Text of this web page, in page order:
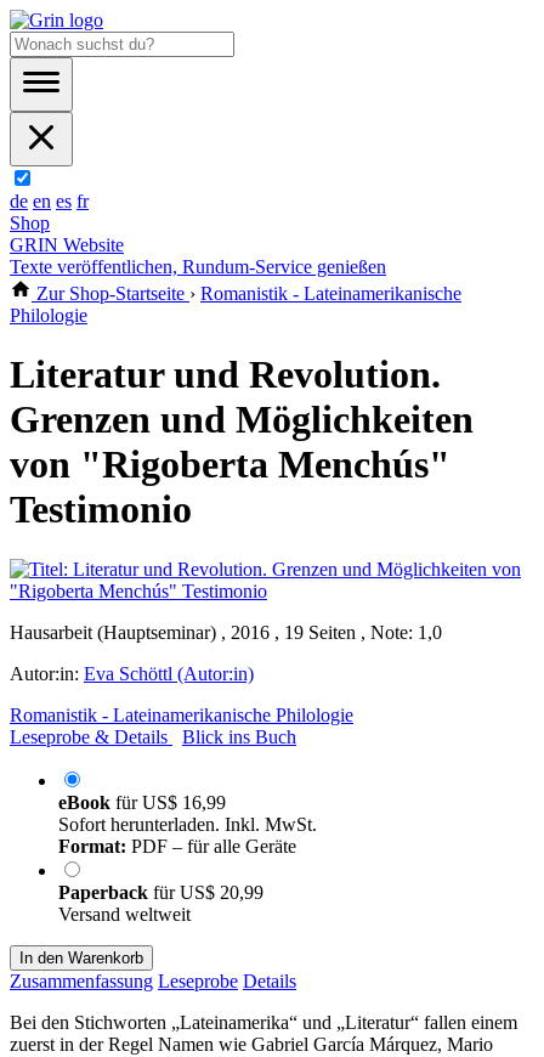
de en es fr
Shop
GRIN Website
Texte veröffentlichen, Rundum-Service genießen
Zur Shop-Startseite › Romanistik - Lateinamerikanische
Philologie
Literatur und Revolution.
Grenzen und Möglichkeiten
von "Rigoberta Menchús"
Testimonio
Hausarbeit (Hauptseminar) , 2016 , 19 Seiten , Note: 1,0
Autor:in: Eva Schöttl (Autor:in)
Romanistik - Lateinamerikanische Philologie
Leseprobe & Details
Blick ins Buch
eBook fürUS$ 16,99
Sofort herunterladen. Inkl. MwSt.
Format: PDF – für alle Geräte
Paperback fürUS$ 20,99
Versand weltweit
In den Warenkorb
Zusammenfassung Leseprobe Details
Bei den Stichworten „Lateinamerika“ und „Literatur“ fallen einem
zuerst in der Regel Namen wie Gabriel García Márquez, Mario